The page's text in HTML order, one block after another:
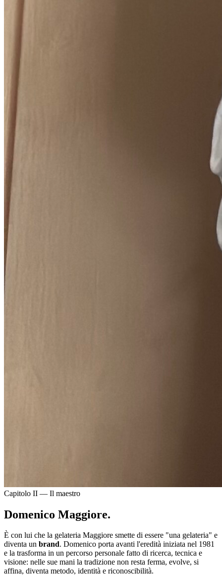
Capitolo II — Il maestro
Domenico Maggiore.
È con lui che la gelateria Maggiore smette di essere "una gelateria" e
diventa un brand. Domenico porta avanti l'eredità iniziata nel 1981
e la trasforma in un percorso personale fatto di ricerca, tecnica e
visione: nelle sue mani la tradizione non resta ferma, evolve, si
affina, diventa metodo, identità e riconoscibilità.